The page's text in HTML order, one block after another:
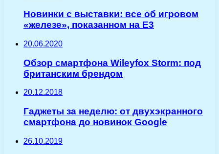
Новинки с выставки: все об игровом
«железе», показанном на E3
20.06.2020
Обзор смартфона Wileyfox Storm: под
британским брендом
20.12.2018
Гаджеты за неделю: от двухэкранного
смартфона до новинок Google
26.10.2019